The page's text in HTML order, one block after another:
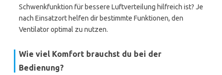
Schwenkfunktion für bessere Luftverteilung hilfreich ist? Je
nach Einsatzort helfen dir bestimmte Funktionen, den
Ventilator optimal zu nutzen.
Wie viel Komfort brauchst du bei der
Bedienung?